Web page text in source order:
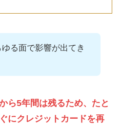
る面で影響が出てき
ら5年間は残るため、たと
にクレジットカードを再